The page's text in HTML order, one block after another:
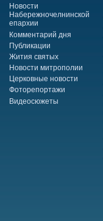
Новости
Набережночелнинской
епархии
Комментарий дня
Публикации
Жития святых
Новости митрополии
Церковные новости
Фоторепортажи
Видеосюжеты